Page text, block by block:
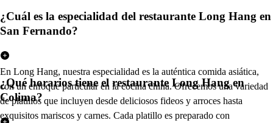
¿Cuál es la especialidad del restaurante Long Hang en
San Fernando?
En Long Hang, nuestra especialidad es la auténtica comida asiática,
con un enfoque particular en la cocina china. Ofrecemos una variedad
de platillos que incluyen desde deliciosos fideos y arroces hasta
exquisitos mariscos y carnes. Cada platillo es preparado con
¿Qué horarios tiene el restaurante Long Hang en
Colima?